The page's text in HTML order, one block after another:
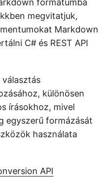
formátumba
megvitatjuk,
Markdown
C# és REST API
különösen
írásokhoz, mivel
egyszerű formázását
használata
API